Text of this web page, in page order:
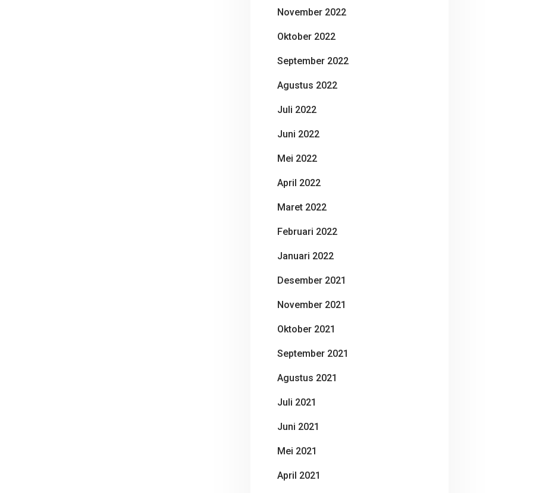
November 2022
Oktober 2022
September 2022
Agustus 2022
Juli 2022
Juni 2022
Mei 2022
April 2022
Maret 2022
Februari 2022
Januari 2022
Desember 2021
November 2021
Oktober 2021
September 2021
Agustus 2021
Juli 2021
Juni 2021
Mei 2021
April 2021